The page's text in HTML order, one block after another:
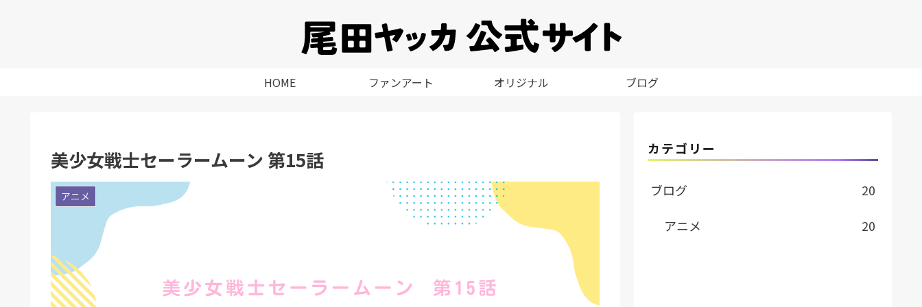
HOME ファンアート オリジナル ブログ
美少女戦士セーラームーン 第15話
アニメ
カテゴリー
ブログ
20
アニメ
20